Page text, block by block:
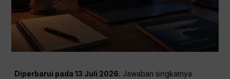
Diperbarui pada 13 Juli 2026. Jawaban singkatnya